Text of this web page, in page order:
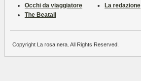
Occhi da viaggiatore
The Beatall
La redazione
Copyright La rosa nera. All Rights Reserved.